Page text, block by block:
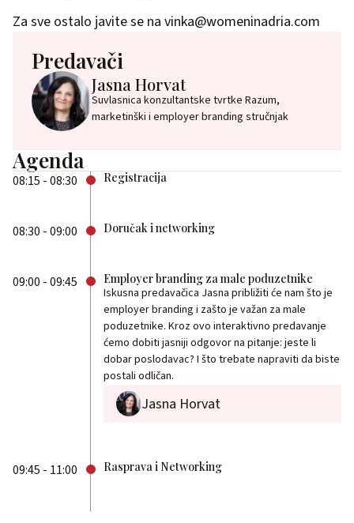
Za sve ostalo javite se na vinka@womeninadria.com
Predavači
Jasna Horvat
Suvlasnica konzultantske tvrtke Razum,
marketinški i employer branding stručnjak
Agenda
08:15 - 08:30 Registracija
08:30 - 09:00 Doručak i networking
09:00 - 09:45 Employer branding za male poduzetnike
Iskusna predavačica Jasna približiti će nam što je
employer branding i zašto je važan za male
poduzetnike. Kroz ovo interaktivno predavanje
ćemo dobiti jasniji odgovor na pitanje: jeste li
dobar poslodavac? I što trebate napraviti da biste
postali odličan.
Jasna Horvat
09:45 - 11:00 Rasprava i Networking